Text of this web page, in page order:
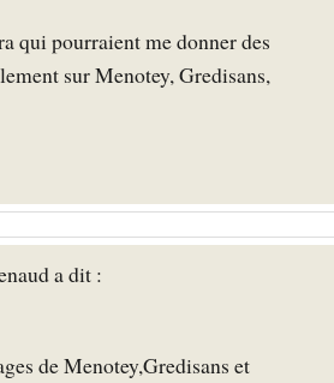
qui pourraient me donner des
sur Menotey, Gredisans,
a dit :
de Menotey,Gredisans et